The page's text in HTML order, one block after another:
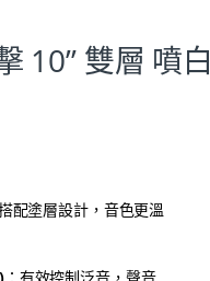
10” 雙層 噴白
配塗層設計，音色更溫